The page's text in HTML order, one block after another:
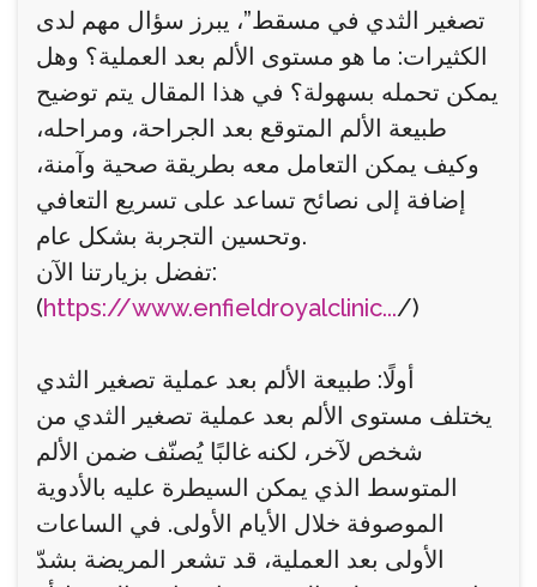
تصغير الثدي في مسقط”، يبرز سؤال مهم لدى
الكثيرات: ما هو مستوى الألم بعد العملية؟ وهل
يمكن تحمله بسهولة؟ في هذا المقال يتم توضيح
طبيعة الألم المتوقع بعد الجراحة، ومراحله،
وكيف يمكن التعامل معه بطريقة صحية وآمنة،
إضافة إلى نصائح تساعد على تسريع التعافي
وتحسين التجربة بشكل عام.
تفضل بزيارتنا الآن:
(https://www.enfieldroyalclinic.../)
أولًا: طبيعة الألم بعد عملية تصغير الثدي
يختلف مستوى الألم بعد عملية تصغير الثدي من
شخص لآخر، لكنه غالبًا يُصنّف ضمن الألم
المتوسط الذي يمكن السيطرة عليه بالأدوية
الموصوفة خلال الأيام الأولى. في الساعات
الأولى بعد العملية، قد تشعر المريضة بشدّ